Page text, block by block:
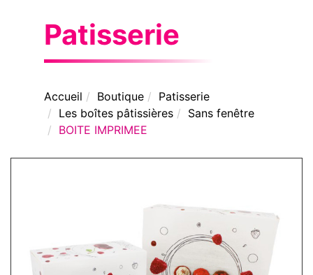
Patisserie
Accueil Boutique
Patisserie
Les boîtes pâtissières
Sans fenêtre
BOITE IMPRIMEE